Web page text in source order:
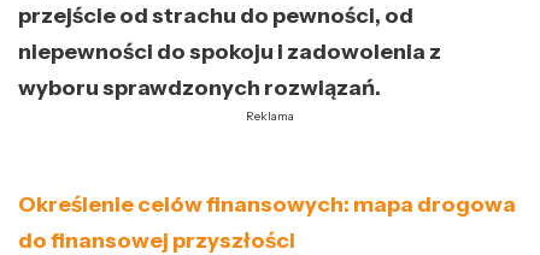
przejście od strachu do pewności, od
niepewności do spokoju i zadowolenia z
wyboru sprawdzonych rozwiązań.
Reklama
Określenie celów finansowych: mapa drogowa
do finansowej przyszłości